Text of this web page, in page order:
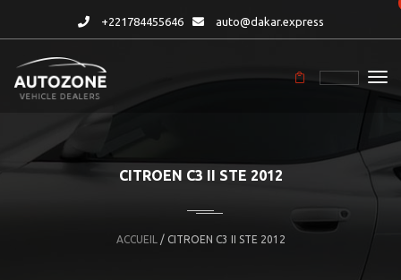
+221784455646 auto@dakar.express
CITROEN C3 II STE 2012
ACCUEIL / CITROEN C3 II STE 2012